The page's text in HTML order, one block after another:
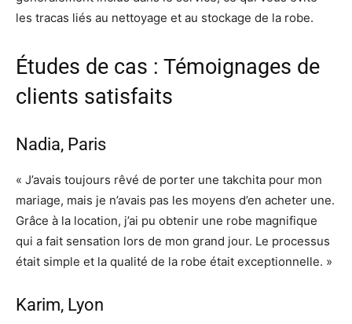
les tracas liés au nettoyage et au stockage de la robe.
Études de cas : Témoignages de
clients satisfaits
Nadia, Paris
« J’avais toujours rêvé de porter une takchita pour mon
mariage, mais je n’avais pas les moyens d’en acheter une.
Grâce à la location, j’ai pu obtenir une robe magnifique
qui a fait sensation lors de mon grand jour. Le processus
était simple et la qualité de la robe était exceptionnelle. »
Karim, Lyon